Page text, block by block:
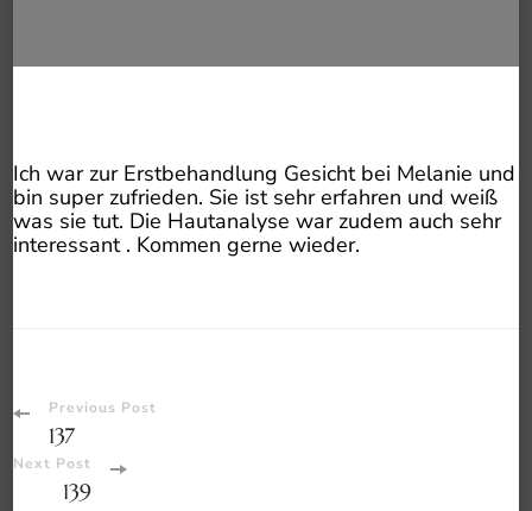
Ich war zur Erstbehandlung Gesicht bei Melanie und
bin super zufrieden. Sie ist sehr erfahren und weiß
was sie tut. Die Hautanalyse war zudem auch sehr
interessant . Kommen gerne wieder.
Post
Navigation
Previous Post
137
Next Post
139